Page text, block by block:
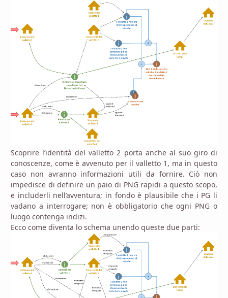
Scoprire l’identità del valletto 2 porta anche al suo giro di
conoscenze, come è avvenuto per il valletto 1, ma in questo
caso non avranno informazioni utili da fornire. Ciò non
impedisce di definire un paio di PNG rapidi a questo scopo,
e includerli nell’avventura; in fondo è plausibile che i PG li
vadano a interrogare; non è obbligatorio che ogni PNG o
luogo contenga indizi.
Ecco come diventa lo schema unendo queste due parti: